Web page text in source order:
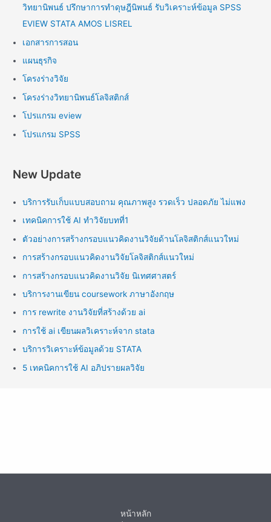
วิทยานิพนธ์ ปรึกษาการทำดุษฎีนิพนธ์ รับวิเคราะห์ข้อมูล SPSS
EVIEW STATA AMOS LISREL
เอกสารการสอน
แผนธุรกิจ
โครงร่างวิจัย
โครงร่างวิทยานิพนธ์โลจิสติกส์
โปรแกรม eview
โปรแกรม SPSS
New Update
บริการรับเก็บแบบสอบถาม คุณภาพสูง รวดเร็ว ปลอดภัย ไม่แพง
เทคนิคการใช้ AI ทำวิจัยบทที่1
ตัวอย่างการสร้างกรอบแนวคิดงานวิจัยด้านโลจิสติกส์แนวใหม่
การสร้างกรอบแนวคิดงานวิจัยโลจิสติกส์แนวใหม่
การสร้างกรอบแนวคิดงานวิจัย นิเทศศาสตร์
บริการงานเขียน coursework ภาษาอังกฤษ
การ rewrite งานวิจัยที่สร้างด้วย ai
การใช้ ai เขียนผลวิเคราะห์จาก stata
บริการวิเคราะห์ข้อมูลด้วย STATA
5 เทคนิคการใช้ AI อภิปรายผลวิจัย
หน้าหลัก